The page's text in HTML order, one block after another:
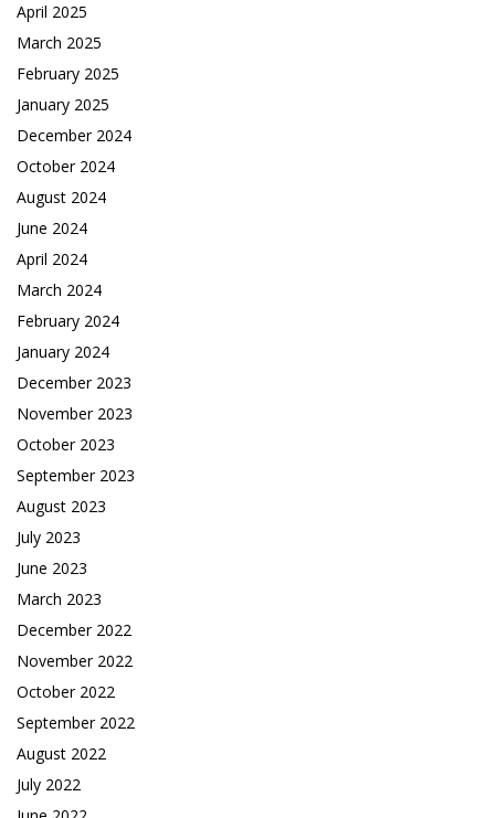
April 2025
March 2025
February 2025
January 2025
December 2024
October 2024
August 2024
June 2024
April 2024
March 2024
February 2024
January 2024
December 2023
November 2023
October 2023
September 2023
August 2023
July 2023
June 2023
March 2023
December 2022
November 2022
October 2022
September 2022
August 2022
July 2022